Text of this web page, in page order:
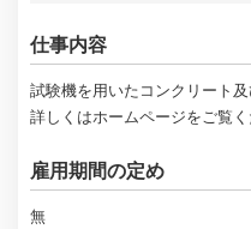
仕事内容
試験機を用いたコンクリート
詳しくはホームページをご覧く
雇用期間の定め
無